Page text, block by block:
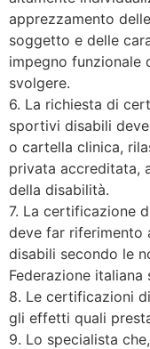
apprezzamento
soggetto e delle
impegno funzionale
svolgere.
6. La richiesta di
sportivi disabili
o cartella clinica,
privata accreditata,
della disabilità.
7. La certificazione
deve far riferimento
disabili secondo le
Federazione
8. Le certificazioni
gli effetti quali
9. Lo specialista